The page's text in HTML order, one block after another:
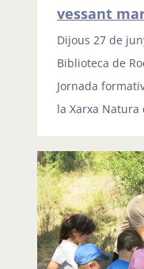
vessant
Dijous 27 de
Biblioteca de
Jornada
la Xarxa